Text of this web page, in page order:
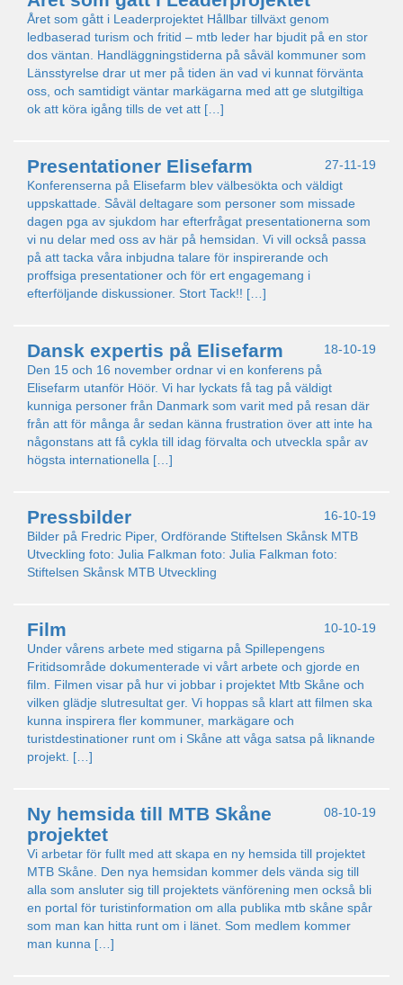
Året som gått i Leaderprojektet Hållbar tillväxt genom
ledbaserad turism och fritid – mtb leder har bjudit på en stor
dos väntan. Handläggningstiderna på såväl kommuner som
Länsstyrelse drar ut mer på tiden än vad vi kunnat förvänta
oss, och samtidigt väntar markägarna med att ge slutgiltiga
ok att köra igång tills de vet att […]
27-11-19
Presentationer Elisefarm
Konferenserna på Elisefarm blev välbesökta och väldigt
uppskattade. Såväl deltagare som personer som missade
dagen pga av sjukdom har efterfrågat presentationerna som
vi nu delar med oss av här på hemsidan. Vi vill också passa
på att tacka våra inbjudna talare för inspirerande och
proffsiga presentationer och för ert engagemang i
efterföljande diskussioner. Stort Tack!! […]
18-10-19
Dansk expertis på Elisefarm
Den 15 och 16 november ordnar vi en konferens på
Elisefarm utanför Höör. Vi har lyckats få tag på väldigt
kunniga personer från Danmark som varit med på resan där
från att för många år sedan känna frustration över att inte ha
någonstans att få cykla till idag förvalta och utveckla spår av
högsta internationella […]
16-10-19
Pressbilder
Bilder på Fredric Piper, Ordförande Stiftelsen Skånsk MTB
Utveckling foto: Julia Falkman foto: Julia Falkman foto:
Stiftelsen Skånsk MTB Utveckling
10-10-19
Film
Under vårens arbete med stigarna på Spillepengens
Fritidsområde dokumenterade vi vårt arbete och gjorde en
film. Filmen visar på hur vi jobbar i projektet Mtb Skåne och
vilken glädje slutresultat ger. Vi hoppas så klart att filmen ska
kunna inspirera fler kommuner, markägare och
turistdestinationer runt om i Skåne att våga satsa på liknande
projekt. […]
08-10-19
Ny hemsida till MTB Skåne
projektet
Vi arbetar för fullt med att skapa en ny hemsida till projektet
MTB Skåne. Den nya hemsidan kommer dels vända sig till
alla som ansluter sig till projektets vänförening men också bli
en portal för turistinformation om alla publika mtb skåne spår
som man kan hitta runt om i länet. Som medlem kommer
man kunna […]